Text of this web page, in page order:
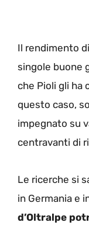
Il rendimento
singole buone
che Pioli gli ha
questo caso,
impegnato su
centravanti di
Le ricerche si
in Germania e
d’Oltralpe